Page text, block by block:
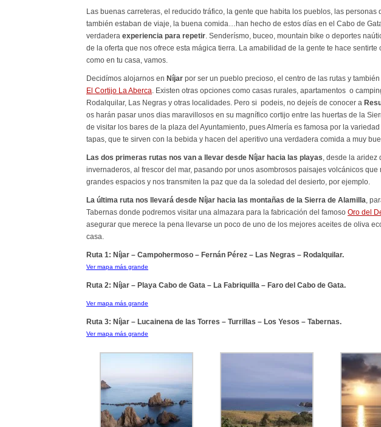
Las buenas carreteras, el reducido tráfico, la gente que habita los pueblos, las personas
también estaban de viaje, la buena comida…han hecho de estos días en el Cabo de
verdadera experiencia para repetir. Senderísmo, buceo, mountain bike o deportes
de la oferta que nos ofrece esta mágica tierra. La amabilidad de la gente te hace sentirte
como en tu casa, vamos.
Decidímos alojarnos en Níjar por ser un pueblo precioso, el centro de las rutas y
El Cortijo La Aberca. Existen otras opciones como casas rurales, apartamentos o
Rodalquilar, Las Negras y otras localidades. Pero si podeis, no dejeís de conocer a
os harán pasar unos dias maravillosos en su magnífico cortijo entre las huertas de la
de visitar los bares de la plaza del Ayuntamiento, pues Almería es famosa por la
tapas, que te sirven con la bebida y hacen del aperitivo una verdadera comida a muy
Las dos primeras rutas nos van a llevar desde Níjar hacia las playas, desde la aridez
invernaderos, al frescor del mar, pasando por unos asombrosos paisajes volcánicos que
grandes espacios y nos transmiten la paz que da la soledad del desierto, por ejemplo.
La última ruta nos llevará desde Níjar hacia las montañas de la Sierra de Alamilla,
Tabernas donde podremos visitar una almazara para la fabricación del famoso Oro del
asegurar que merece la pena llevarse un poco de uno de los mejores aceites de oliva
casa.
Ruta 1: Níjar – Campohermoso – Fernán Pérez – Las Negras – Rodalquilar.
Ver mapa más grande
Ruta 2: Níjar – Playa Cabo de Gata – La Fabriquilla – Faro del Cabo de Gata.
Ver mapa más grande
Ruta 3: Níjar – Lucainena de las Torres – Turrillas – Los Yesos – Tabernas.
Ver mapa más grande